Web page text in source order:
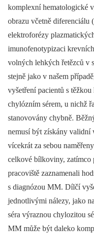
komplexní hematologické
obrazu včetně diferenciálu
elektroforézy
imunofenotypizaci
volných lehkých řetězců v
stejně jako v našem
vyšetření pacientů s
chylózním sérem, u nichž
stanovovány chybně.
nemusí být získány validní
vícekrát za sebou
celkové bílkoviny, zatímco
pracoviště zaznamenali
s diagnózou MM. Dílčí
jednotlivými nálezy, jako
séra výraznou chylozitou
MM může být daleko